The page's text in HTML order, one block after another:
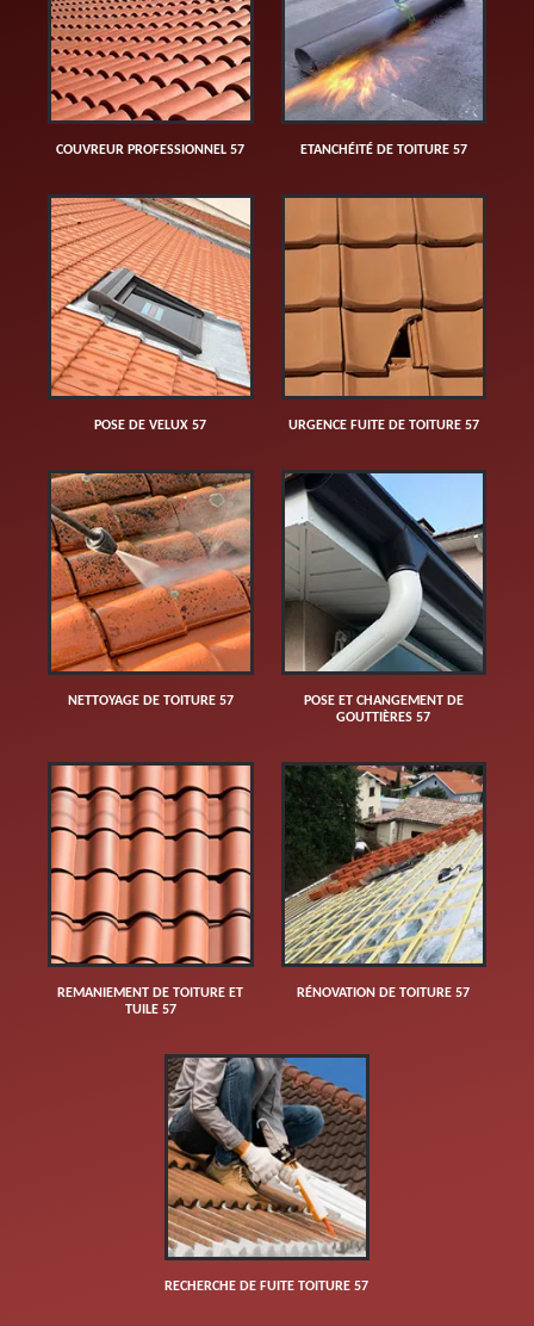
COUVREUR PROFESSIONNEL 57 ETANCHÉITÉ DE TOITURE 57
POSE DE VELUX 57 URGENCE FUITE DE TOITURE 57
NETTOYAGE DE TOITURE 57
POSE ET CHANGEMENT DE
GOUTTIÈRES 57
REMANIEMENT DE TOITURE ET
TUILE 57
RÉNOVATION DE TOITURE 57
RECHERCHE DE FUITE TOITURE 57